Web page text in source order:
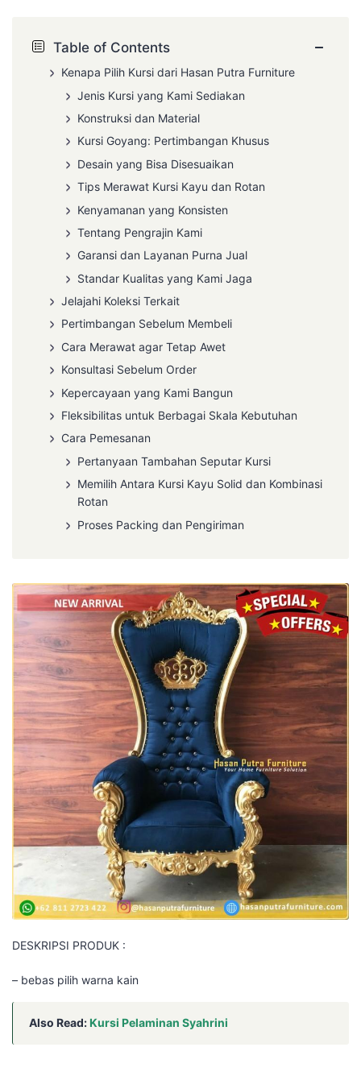
Table of Contents −
Kenapa Pilih Kursi dari Hasan Putra Furniture
Jenis Kursi yang Kami Sediakan
Konstruksi dan Material
Kursi Goyang: Pertimbangan Khusus
Desain yang Bisa Disesuaikan
Tips Merawat Kursi Kayu dan Rotan
Kenyamanan yang Konsisten
Tentang Pengrajin Kami
Garansi dan Layanan Purna Jual
Standar Kualitas yang Kami Jaga
Jelajahi Koleksi Terkait
Pertimbangan Sebelum Membeli
Cara Merawat agar Tetap Awet
Konsultasi Sebelum Order
Kepercayaan yang Kami Bangun
Fleksibilitas untuk Berbagai Skala Kebutuhan
Cara Pemesanan
Pertanyaan Tambahan Seputar Kursi
Memilih Antara Kursi Kayu Solid dan Kombinasi
Rotan
Proses Packing dan Pengiriman
DESKRIPSI PRODUK :
– bebas pilih warna kain
Also Read:Kursi Pelaminan Syahrini